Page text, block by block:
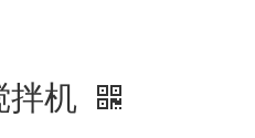
拌机